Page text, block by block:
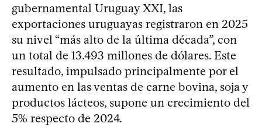
gubernamental Uruguay XXI, las
exportaciones uruguayas registraron en 2025
su nivel “más alto de la última década”, con
un total de 13.493 millones de dólares. Este
resultado, impulsado principalmente por el
aumento en las ventas de carne bovina, soja y
productos lácteos, supone un crecimiento del
5% respecto de 2024.